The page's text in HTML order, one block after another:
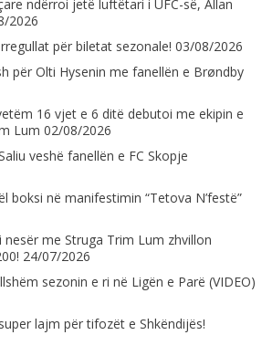
ndërroi jetë luftëtari i UFC-së, Allan
2026
për biletat sezonale! 03/08/2026
për Olti Hysenin me fanellën e Brøndby
16 vjet e 6 ditë debutoi me ekipin e
Lum 02/08/2026
veshë fanellën e FC Skopje
boksi në manifestimin “Tetova N’festë”
nesër me Struga Trim Lum zhvillon
24/07/2026
sezonin e ri në Ligën e Parë (VIDEO)
lajm për tifozët e Shkëndijës!